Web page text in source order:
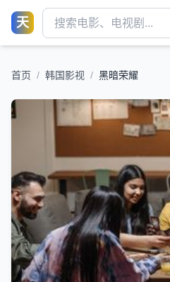
天
首页 / 韩国影视 / 黑暗荣耀